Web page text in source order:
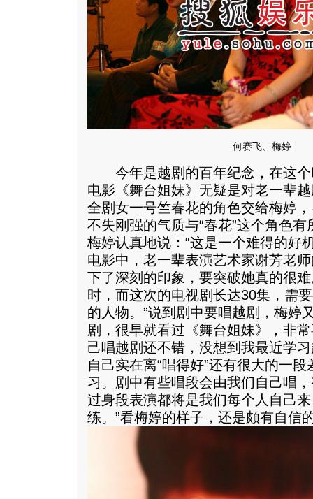
何赛飞、梅婷
今年是越剧的百年纪念，在这个
电影《舞台姐妹》无疑是对老一辈
全剧女一号竺春花的角色交给梅婷
不失刚强的气质与“春花”这个角色
梅婷认真地说：“这是一个难得的好
电影中，老一辈表演艺术家谢芳老
下了深刻的印象，要突破她真的很
时，而这次的电视剧长达30集，需
的人物。”说到剧中要唱越剧，梅婷
剧，很早就看过《舞台姐妹》，非
己唱越剧还不错，没想到我最近学
自己实在离“唱得好”还有很大的一
习。剧中有些唱段会由我们自己唱
过身段表演都将是我们每个人自己
练。”看梅婷的样子，还是颇有自信